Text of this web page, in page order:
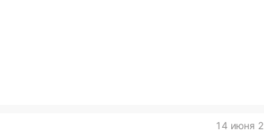
14 июня